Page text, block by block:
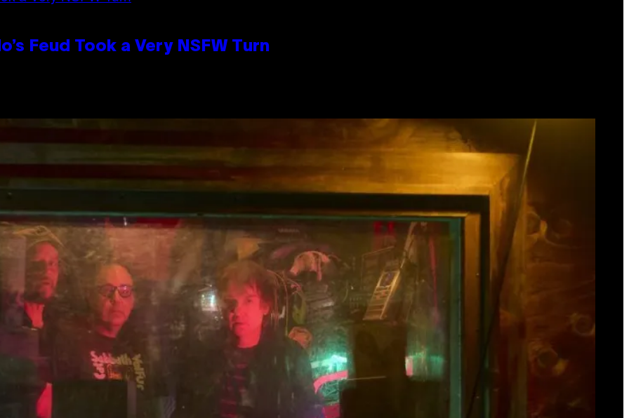
Feud Took a Very NSFW Turn